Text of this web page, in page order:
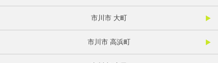
市川市 大町
市川市 高浜町